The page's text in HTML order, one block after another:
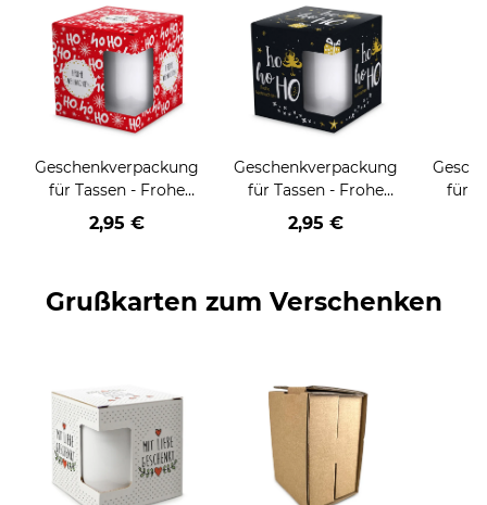
Geschenkverpackung
für Tassen - Frohe
Weihnachten - HO
HO HO - rot
2,95 €
Geschenkverpackung
für Tassen - Frohe
Weihnachten - HO
HO HO - schwarz
2,95 €
für
Grußkarten zum Verschenken